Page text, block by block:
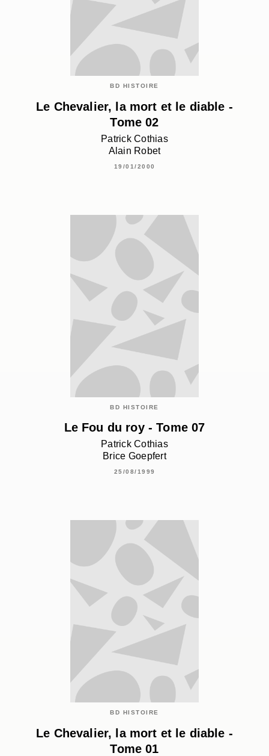
BD HISTOIRE
Le Chevalier, la mort et le diable -
Tome 02
Patrick Cothias
Alain Robet
19/01/2000
BD HISTOIRE
Le Fou du roy - Tome 07
Patrick Cothias
Brice Goepfert
25/08/1999
BD HISTOIRE
Le Chevalier, la mort et le diable -
Tome 01